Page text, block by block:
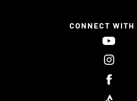
CONNECT WITH